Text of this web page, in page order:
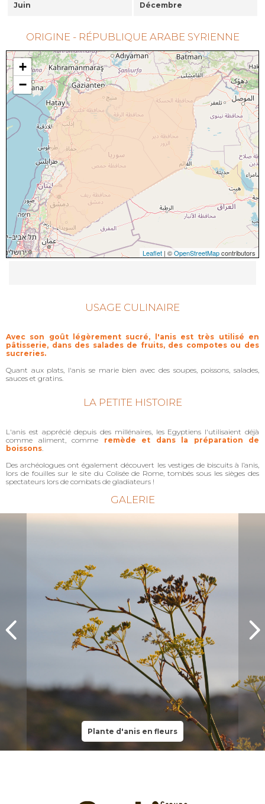
Juin Décembre
ORIGINE - RÉPUBLIQUE ARABE SYRIENNE
+
−
Leaflet | ©OpenStreetMapcontributors
USAGE CULINAIRE
Avec son goût légèrement sucré, l'anis est très utilisé en
pâtisserie, dans des salades de fruits, des compotes ou des
sucreries.
Quant aux plats, l'anis se marie bien avec des soupes, poissons, salades,
sauces et gratins.
LA PETITE HISTOIRE
L'anis est apprécié depuis des millénaires, les Egyptiens l'utilisaient déjà
comme aliment, comme remède et dans la préparation de
boissons
Des archéologues ont également découvert les vestiges de biscuits à l’anis,
lors de fouilles sur le site du Colisée de Rome, tombés sous les sièges des
spectateurs lors de combats de gladiateurs !
GALERIE
Plante d'anis en fleurs